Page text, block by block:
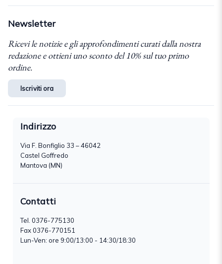
Newsletter
Ricevi le notizie e gli approfondimenti curati dalla nostra
redazione e ottieni uno sconto del 10% sul tuo primo
ordine.
Iscriviti ora
Indirizzo
Via F. Bonfiglio 33 – 46042
Castel Goffredo
Mantova (MN)
Contatti
Tel. 0376-775130
Fax 0376-770151
Lun-Ven: ore 9:00/13:00 - 14:30/18:30